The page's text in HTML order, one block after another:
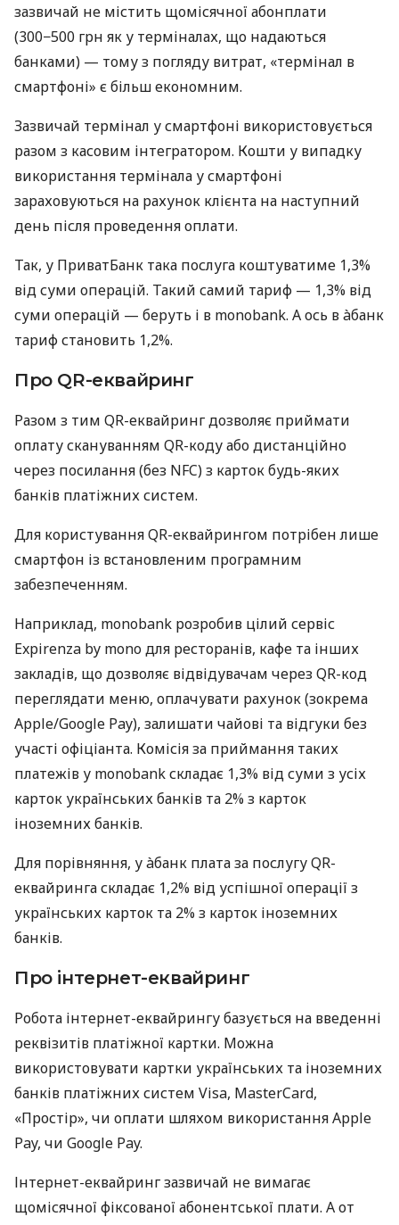
зазвичай не містить щомісячної абонплати
(300−500 грн як у терміналах, що надаються
банками) — тому з погляду витрат, «термінал в
смартфоні» є більш економним.
Зазвичай термінал у смартфоні використовується
разом з касовим інтегратором. Кошти у випадку
використання термінала у смартфоні
зараховуються на рахунок клієнта на наступний
день після проведення оплати.
Так, у ПриватБанк така послуга коштуватиме 1,3%
від суми операцій. Такий самий тариф — 1,3% від
суми операцій — беруть і в monobank. А ось в àбанк
тариф становить 1,2%.
Про QR-еквайринг
Разом з тим QR-еквайринг дозволяє приймати
оплату скануванням QR-коду або дистанційно
через посилання (без NFC) з карток будь-яких
банків платіжних систем.
Для користування QR-еквайрингом потрібен лише
смартфон із встановленим програмним
забезпеченням.
Наприклад, monobank розробив цілий сервіс
Expirenza by mono для ресторанів, кафе та інших
закладів, що дозволяє відвідувачам через QR-код
переглядати меню, оплачувати рахунок (зокрема
Apple/Google Pay), залишати чайові та відгуки без
участі офіціанта. Комісія за приймання таких
платежів у monobank складає 1,3% від суми з усіх
карток українських банків та 2% з карток
іноземних банків.
Для порівняння, у àбанк плата за послугу QR-
еквайринга складає 1,2% від успішної операції з
українських карток та 2% з карток іноземних
банків.
Про інтернет-еквайринг
Робота інтернет-еквайрингу базується на введенні
реквізитів платіжної картки. Можна
використовувати картки українських та іноземних
банків платіжних систем Visa, MasterCard,
«Простір», чи оплати шляхом використання Apple
Pay, чи Google Pay.
Інтернет-еквайринг зазвичай не вимагає
щомісячної фіксованої абонентської плати. А от